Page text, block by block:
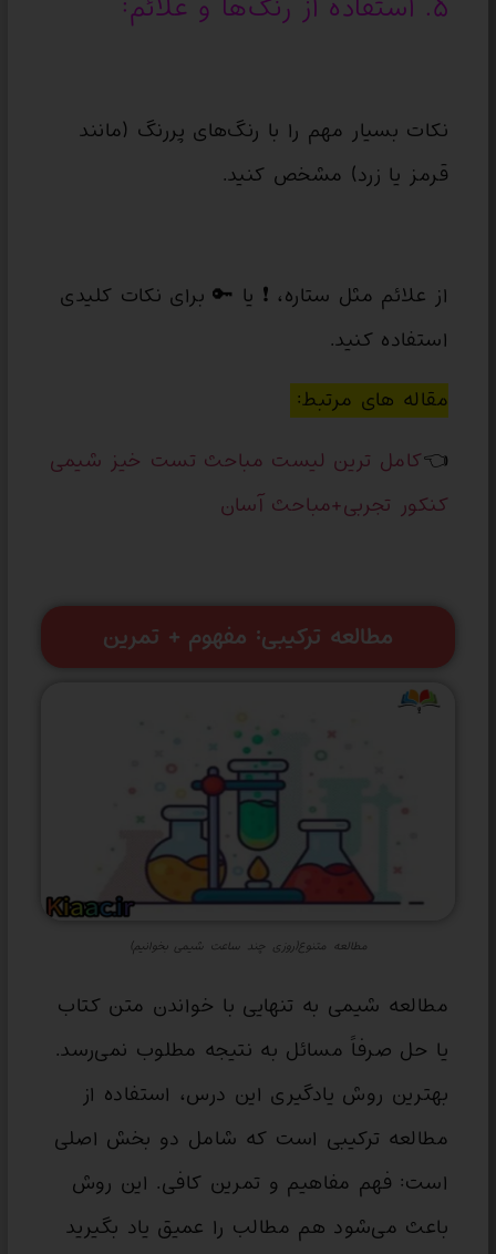
۵. استفاده از رنگ‌ها و علائم:
نکات بسیار مهم را با رنگ‌های پررنگ (مانند
قرمز یا زرد) مشخص کنید.
از علائم مثل ستاره، ❗ یا 🔑 برای نکات کلیدی
استفاده کنید.
مقاله های مرتبط:
👈کامل ترین لیست مباحث تست خیز شیمی
کنکور تجربی+مباحث آسان
مطالعه ترکیبی: مفهوم + تمرین
مطالعه متنوع(روزی چند ساعت شیمی بخوانیم)
مطالعه شیمی به تنهایی با خواندن متن کتاب
یا حل صرفاً مسائل به نتیجه مطلوب نمی‌رسد.
بهترین روش یادگیری این درس، استفاده از
مطالعه ترکیبی است که شامل دو بخش اصلی
است: فهم مفاهیم و تمرین کافی. این روش
باعث می‌شود هم مطالب را عمیق یاد بگیرید